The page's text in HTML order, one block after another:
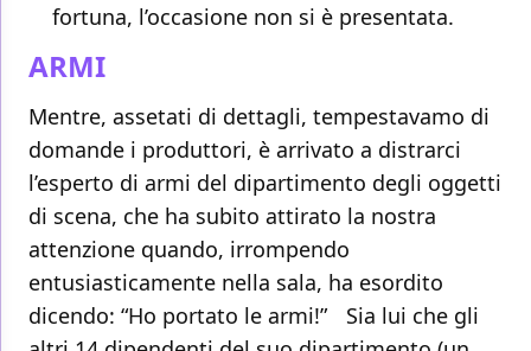
fortuna, l’occasione non si è presentata.
ARMI
Mentre, assetati di dettagli, tempestavamo di
domande i produttori, è arrivato a distrarci
l’esperto di armi del dipartimento degli oggetti
di scena, che ha subito attirato la nostra
attenzione quando, irrompendo
entusiasticamente nella sala, ha esordito
dicendo: “Ho portato le armi!” Sia lui che gli